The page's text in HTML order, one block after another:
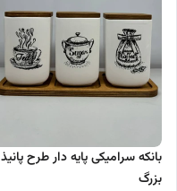
بانکه سرامیکی پایه دار طرح پانیذ
بزرگ